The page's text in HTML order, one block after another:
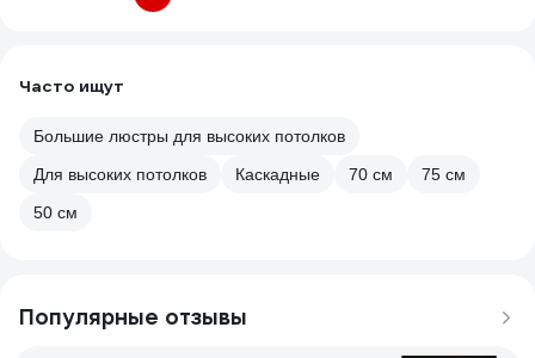
Часто ищут
Большие люстры для высоких потолков
Для высоких потолков
Каскадные 70 см
75 см
50 см
Популярные отзывы